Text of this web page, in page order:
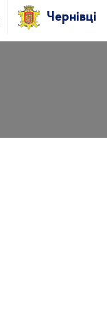
Чернівці